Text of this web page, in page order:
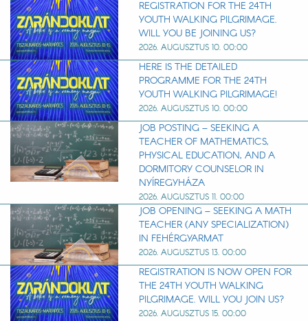
REGISTRATION FOR THE 24TH
YOUTH WALKING PILGRIMAGE.
WILL YOU BE JOINING US?
2026. AUGUSZTUS 10. 00:00
HERE IS THE DETAILED
PROGRAMME FOR THE 24TH
YOUTH WALKING PILGRIMAGE!
2026. AUGUSZTUS 10. 00:00
JOB POSTING – SEEKING A
TEACHER OF MATHEMATICS,
PHYSICAL EDUCATION, AND A
DORMITORY COUNSELOR IN
NYÍREGYHÁZA
2026. AUGUSZTUS 11. 00:00
JOB OPENING – SEEKING A MATH
TEACHER (ANY SPECIALIZATION)
IN FEHÉRGYARMAT
2026. AUGUSZTUS 13. 00:00
REGISTRATION IS NOW OPEN FOR
THE 24TH YOUTH WALKING
PILGRIMAGE. WILL YOU JOIN US?
2026. AUGUSZTUS 15. 00:00